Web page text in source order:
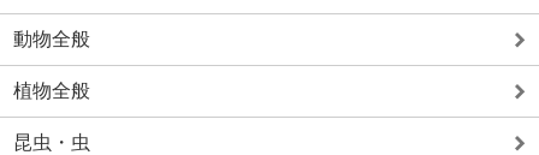
動物全般
植物全般
昆虫・虫